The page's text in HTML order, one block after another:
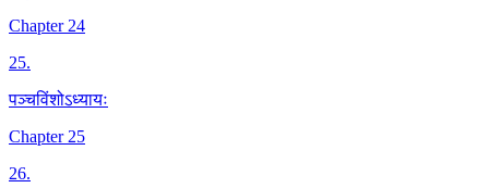
Chapter 24
25.
पञ्चविंशोऽध्यायः
Chapter 25
26.